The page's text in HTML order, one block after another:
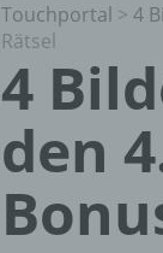
Touchportal > 4
Rätsel
4
den